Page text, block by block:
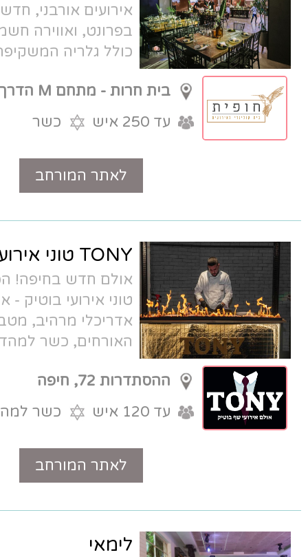
אירועים אורבני, חדשני, עם קולינריה
בפרונט, ואווירה חשמל. חלל האירועים
כולל גלריה המשקיפה לים, ואולם
אירועים מודרני ומטבח שקוף.
בית חרות - מתחם M הדרך
כשר
טלפון
TONY טוני אירועים
אולם חדש בחיפה! הכירו את TONY,
טוני אירועי בוטיק - אולם קטן בעיצוב
אדריכלי מרהיב, מטבח שף פתוח לעיני
האורחים, כשר למהדרין. הדבר הבא
בתחום האירועים הקטנים.
ההסתדרות 72, חיפה
כשר למהדרין
טלפון
לימאי